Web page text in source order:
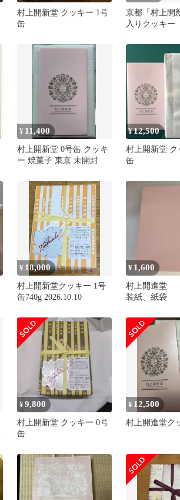
村上開新堂 クッキー 1号
缶
京都「村上開
入りクッキー
¥ 11,400
村上開新堂 0号缶 クッキ
ー 焼菓子 東京 未開封
¥12,500
村上開新堂 ク
缶
¥ 18,000
村上開新堂クッキー 1号
缶740g 2026.10.10
¥ 1,600
村上開進堂
装紙、紙袋
¥9,800
村上開新堂 クッキー 0号
缶
¥ 12,500
村上開進堂ク